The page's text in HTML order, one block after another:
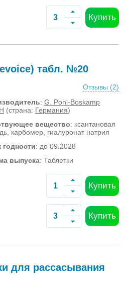
Купить
табл. №20
Отзывы (2)
: G. Pohl-Boskamp
(страна: Германия)
вещество: ксантановая
карбомер, гиалуронат натрия
годности: до 09.2028
выпуска: Таблетки
Купить
Купить
для рассасывания